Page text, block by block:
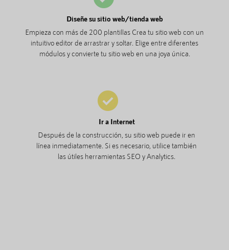
Diseñe su sitio web/tienda web
Empieza con más de 200 plantillas Crea tu sitio web con un
intuitivo editor de arrastrar y soltar. Elige entre diferentes
módulos y convierte tu sitio web en una joya única.
Ir a Internet
Después de la construcción, su sitio web puede ir en
línea inmediatamente. Si es necesario, utilice también
las útiles herramientas SEO y Analytics.